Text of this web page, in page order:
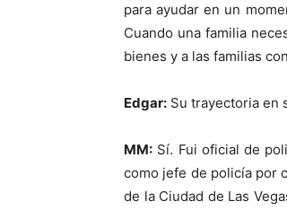
para ayudar en un
Cuando una familia
bienes y a las familias
Edgar: Su trayectoria en
MM: Sí. Fui oficial de
como jefe de policía por
de la Ciudad de Las